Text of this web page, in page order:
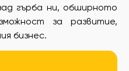
гърба ни, обширното
за развитие,
бизнес.